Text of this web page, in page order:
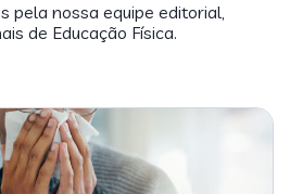
pela nossa equipe editorial,
de Educação Física.